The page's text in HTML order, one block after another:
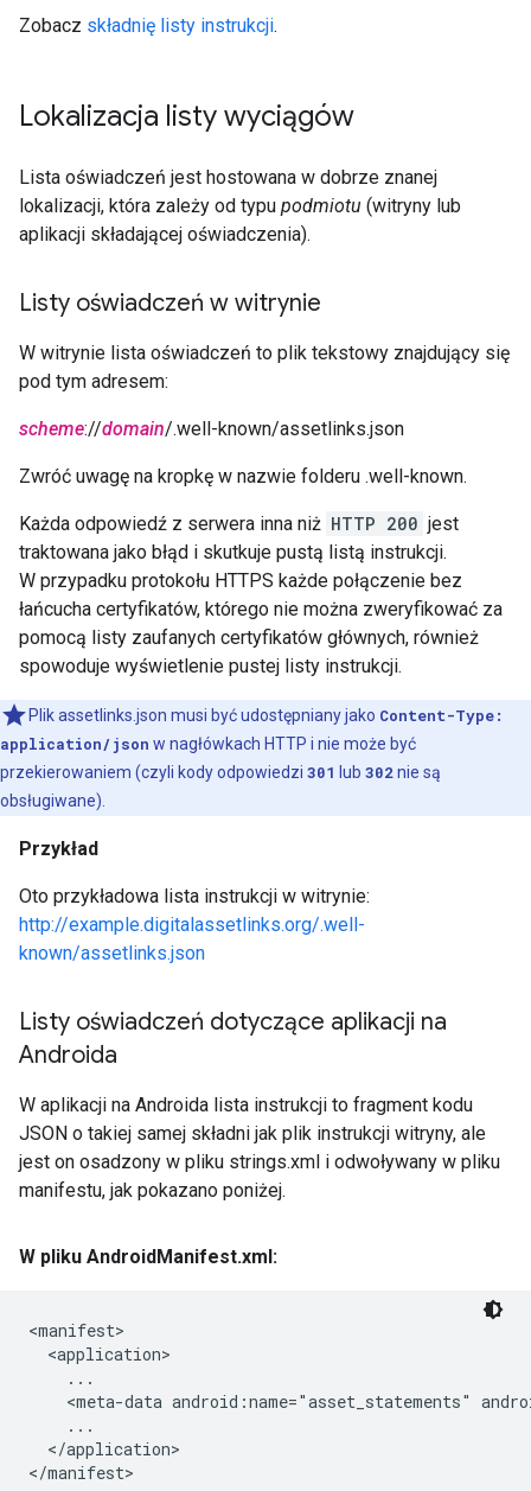
Zobacz składnię listy instrukcji.
Lokalizacja listy wyciągów
Lista oświadczeń jest hostowana w dobrze znanej
lokalizacji, która zależy od typu podmiotu (witryny lub
aplikacji składającej oświadczenia).
Listy oświadczeń w witrynie
W witrynie lista oświadczeń to plik tekstowy znajdujący się
pod tym adresem:
scheme://domain/.well-known/assetlinks.json
Zwróć uwagę na kropkę w nazwie folderu .well-known.
Każda odpowiedź z serwera inna niż HTTP 200 jest
traktowana jako błąd i skutkuje pustą listą instrukcji.
W przypadku protokołu HTTPS każde połączenie bez
łańcucha certyfikatów, którego nie można zweryfikować za
pomocą listy zaufanych certyfikatów głównych, również
spowoduje wyświetlenie pustej listy instrukcji.
Plik assetlinks.json musi być udostępniany jako Content-Type:
application/json w nagłówkach HTTP i nie może być
przekierowaniem (czyli kody odpowiedzi 301 lub 302nie są
obsługiwane).
Przykład
Oto przykładowa lista instrukcji w witrynie:
http://example.digitalassetlinks.org/.well-
known/assetlinks.json
Listy oświadczeń dotyczące aplikacji na
Androida
W aplikacji na Androida lista instrukcji to fragment kodu
JSON o takiej samej składni jak plik instrukcji witryny, ale
jest on osadzony w pliku strings.xml i odwoływany w pliku
manifestu, jak pokazano poniżej.
W pliku AndroidManifest.xml:
<manifest>
  <application>
    ...
<meta-data android:name="asset_statements"
    ...
  </application>
</manifest>